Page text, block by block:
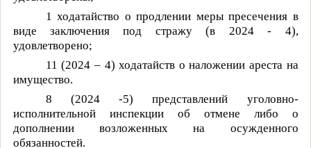
1 ходатайство о продлении меры пресечения в
виде заключения под стражу (в 2024 - 4),
удовлетворено;
11 (2024 – 4) ходатайств о наложении ареста на
имущество.
8 (2024 -5) представлений уголовно-
исполнительной инспекции об отмене либо о
дополнении возложенных на осужденного
обязанностей.